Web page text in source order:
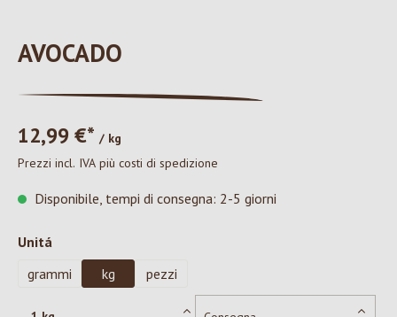
AVOCADO
12,99 €* / kg
Prezzi incl. IVA più costi di spedizione
Disponibile, tempi di consegna: 2-5 giorni
Seleziona
Unitá
grammi
kg pezzi